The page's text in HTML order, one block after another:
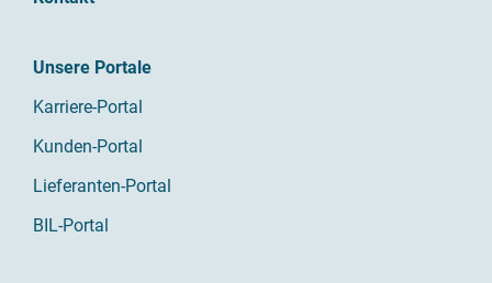
Unsere Portale
Karriere-Portal
Kunden-Portal
Lieferanten-Portal
BIL-Portal